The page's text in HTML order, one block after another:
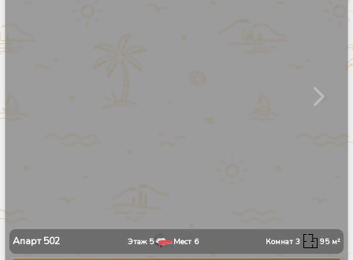
Апарт502 Этаж 5 Мест 6 Комнат3 95м²